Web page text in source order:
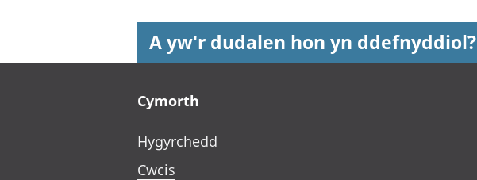
A yw'r dudalen hon yn ddefnyddiol?
Cymorth
Hygyrchedd
Cwcis